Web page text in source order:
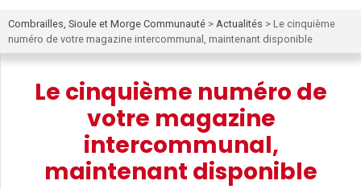
Combrailles, Sioule et Morge Communauté > Actualités > Le cinquième
numéro de votre magazine intercommunal, maintenant disponible
Le cinquième numéro de
votre magazine
intercommunal,
maintenant disponible